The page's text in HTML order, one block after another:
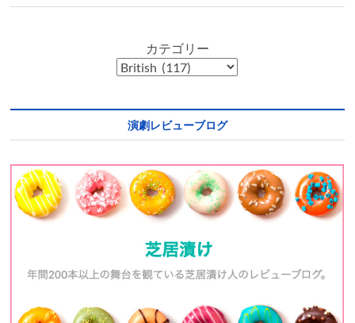
カテゴリー
演劇レビューブログ